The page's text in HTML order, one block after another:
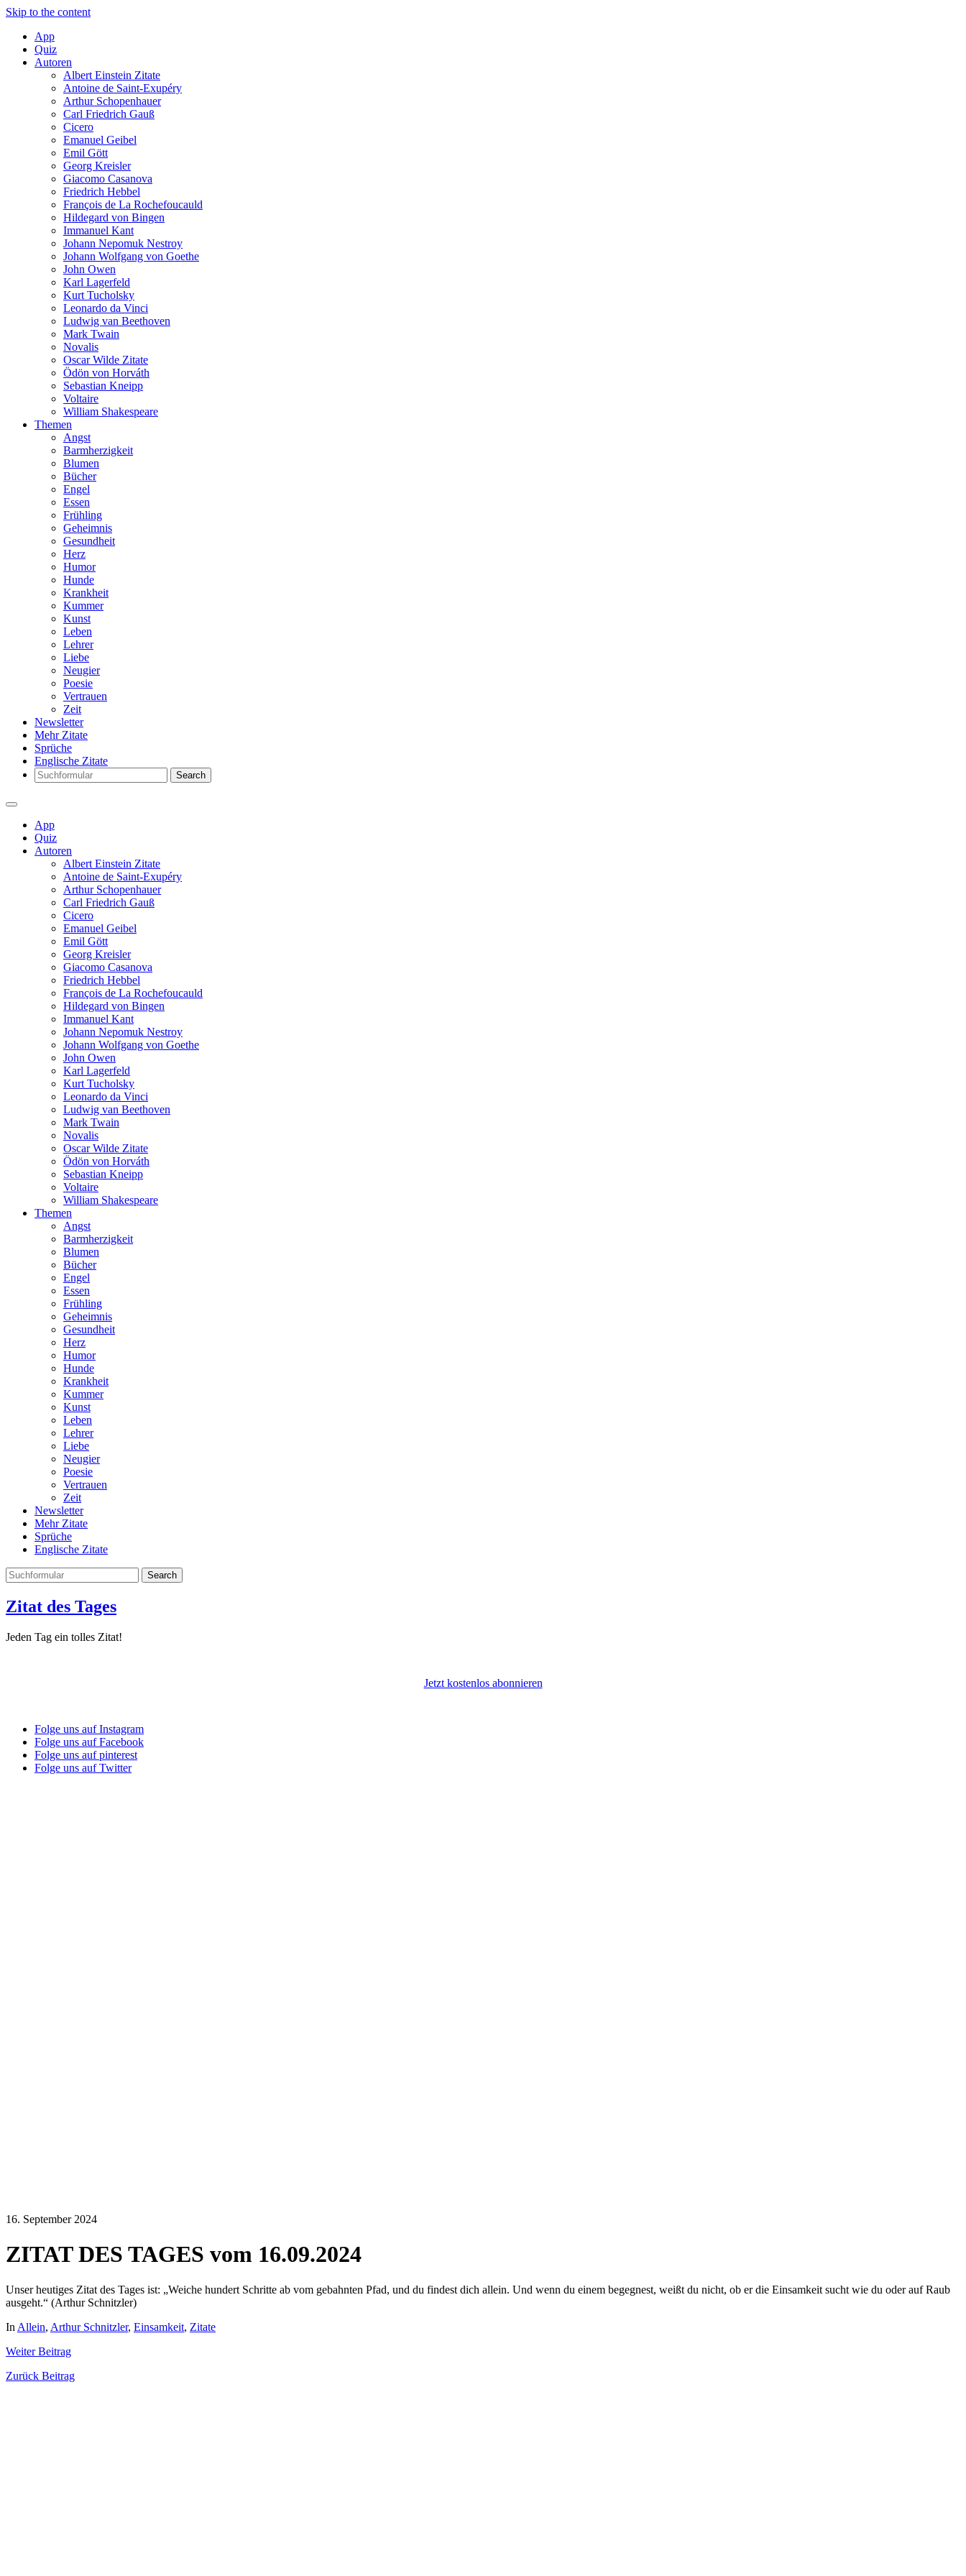
Skip to the content
App
Quiz
Autoren
Albert Einstein Zitate
Antoine de Saint-Exupéry
Arthur Schopenhauer
Carl Friedrich Gauß
Cicero
Emanuel Geibel
Emil Gött
Georg Kreisler
Giacomo Casanova
Friedrich Hebbel
François de La Rochefoucauld
Hildegard von Bingen
Immanuel Kant
Johann Nepomuk Nestroy
Johann Wolfgang von Goethe
John Owen
Karl Lagerfeld
Kurt Tucholsky
Leonardo da Vinci
Ludwig van Beethoven
Mark Twain
Novalis
Oscar Wilde Zitate
Ödön von Horváth
Sebastian Kneipp
Voltaire
William Shakespeare
Themen
Angst
Barmherzigkeit
Blumen
Bücher
Engel
Essen
Frühling
Geheimnis
Gesundheit
Herz
Humor
Hunde
Krankheit
Kummer
Kunst
Leben
Lehrer
Liebe
Neugier
Poesie
Vertrauen
Zeit
Newsletter
Mehr Zitate
Sprüche
Englische Zitate
Search
App
Quiz
Autoren
Albert Einstein Zitate
Antoine de Saint-Exupéry
Arthur Schopenhauer
Carl Friedrich Gauß
Cicero
Emanuel Geibel
Emil Gött
Georg Kreisler
Giacomo Casanova
Friedrich Hebbel
François de La Rochefoucauld
Hildegard von Bingen
Immanuel Kant
Johann Nepomuk Nestroy
Johann Wolfgang von Goethe
John Owen
Karl Lagerfeld
Kurt Tucholsky
Leonardo da Vinci
Ludwig van Beethoven
Mark Twain
Novalis
Oscar Wilde Zitate
Ödön von Horváth
Sebastian Kneipp
Voltaire
William Shakespeare
Themen
Angst
Barmherzigkeit
Blumen
Bücher
Engel
Essen
Frühling
Geheimnis
Gesundheit
Herz
Humor
Hunde
Krankheit
Kummer
Kunst
Leben
Lehrer
Liebe
Neugier
Poesie
Vertrauen
Zeit
Newsletter
Mehr Zitate
Sprüche
Englische Zitate
Search
Zitat des Tages
Jeden Tag ein tolles Zitat!
Jetzt kostenlos abonnieren
Folge uns auf Instagram
Folge uns auf Facebook
Folge uns auf pinterest
Folge uns auf Twitter
16. September 2024
ZITAT DES TAGES vom 16.09.2024
Unser heutiges Zitat des Tages ist: „Weiche hundert Schritte ab vom gebahnten Pfad, und du findest dich allein. Und wenn du einem begegnest, weißt du nicht, ob er die Einsamkeit sucht wie du oder auf Raub
ausgeht.“ (Arthur Schnitzler)
In Allein, Arthur Schnitzler, Einsamkeit, Zitate
WeiterBeitrag
Zurück Beitrag